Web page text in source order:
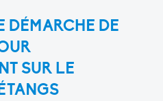
DÉMARCHE DE
SUR LE